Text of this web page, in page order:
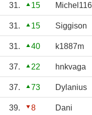
31. 15
31. 15 Siggison
31. 40 k1887m
37. 22 hnkvaga
37. 73 Dylanius
39. 8 Dani